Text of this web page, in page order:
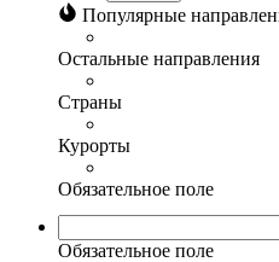
Популярные
Остальные направления
Страны
Курорты
Обязательное поле
Обязательное поле